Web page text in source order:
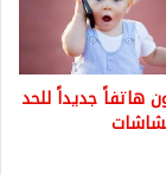
هاتفاً جديداً للحد